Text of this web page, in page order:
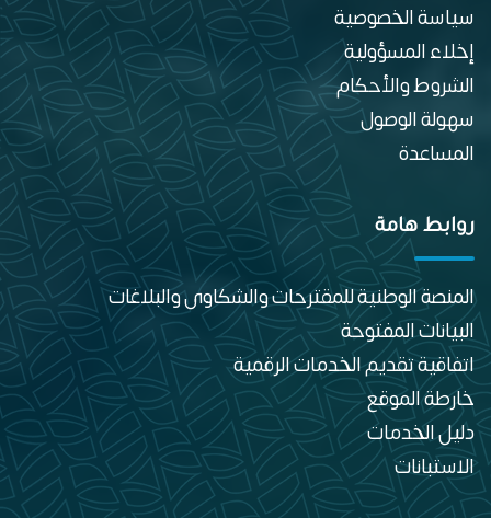
سياسة الخصوصية
إخلاء المسؤولية
الشروط والأحكام
سهولة الوصول
المساعدة
روابط هامة
المنصة الوطنية للمقترحات والشكاوى والبلاغات
البيانات المفتوحة
اتفاقية تقديم الخدمات الرقمية
خارطة الموقع
دليل الخدمات
الاستبانات